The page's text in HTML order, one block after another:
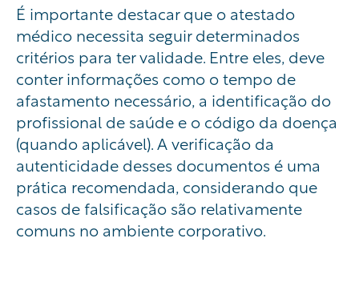
É importante destacar que o atestado
médico necessita seguir determinados
critérios para ter validade. Entre eles, deve
conter informações como o tempo de
afastamento necessário, a identificação do
profissional de saúde e o código da doença
(quando aplicável). A verificação da
autenticidade desses documentos é uma
prática recomendada, considerando que
casos de falsificação são relativamente
comuns no ambiente corporativo.